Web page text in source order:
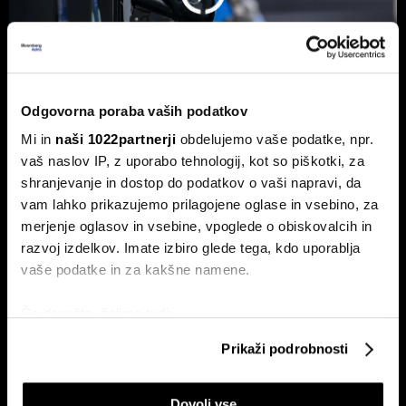
Odgovorna poraba vaših podatkov
Mi in naši 1022partnerji obdelujemo vaše podatke, npr.
vaš naslov IP, z uporabo tehnologij, kot so piškotki, za
shranjevanje in dostop do podatkov o vaši napravi, da
vam lahko prikazujemo prilagojene oglase in vsebino, za
merjenje oglasov in vsebine, vpoglede o obiskovalcih in
razvoj izdelkov. Imate izbiro glede tega, kdo uporablja
vaše podatke in za kakšne namene.
Identificirati napravo z aktivnim preverjanjem
Prikaži podrobnosti
Od kod prihaja dizel v Slovenijo in ali
bo cena še naprej rasla
Od začetka leta se je sod surove nafte brent podražil za
več kot 30 odstotkov. A potrošniki na bencinskih črpalkah
ne kupujejo surove nafte, temveč njihove derivate.